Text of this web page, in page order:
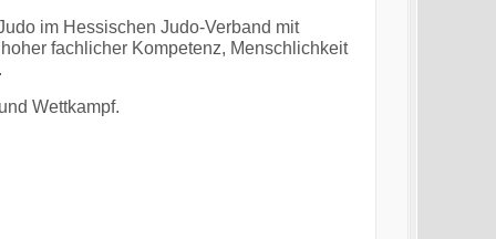
im Hessischen Judo-Verband mit
fachlicher Kompetenz, Menschlichkeit
Wettkampf.